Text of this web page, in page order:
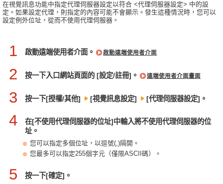
在視覺訊息功能中指定代理伺服器設定以符合 <代理伺服器設定> 中的設
定。如果設定代理，則指定的內容可能不會顯示。發生這種情況時，您可以
設定例外位址，從而不使用代理伺服器。
1 啟動遠端使用者介面。 啟動遠端使用者介面
2 按一下入口網站頁面的 [設定/註冊]。 遠端使用者介面畫面
3 按一下[授權/其他] [視覺訊息設定] [代理伺服器設定]。
4
在[不使用代理伺服器的位址]中輸入將不使用代理伺服器的位
址。
您可以指定多個位址，以逗號(,)隔開。
您最多可以指定255個字元（僅限ASCII碼）。
5 按一下[確定]。